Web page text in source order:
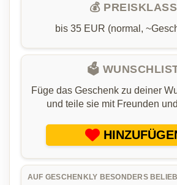
💰
bis 35 EUR (normal,
🗳️
Füge das Geschenk zu deiner
und teile sie mit Freunden
AUF GESCHENKLY BESONDERS